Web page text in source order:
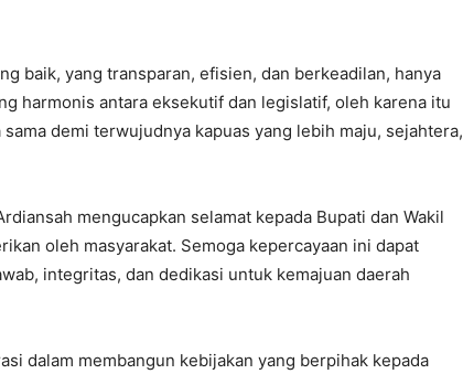
baik, yang transparan, efisien, dan berkeadilan, hanya
harmonis antara eksekutif dan legislatif, oleh karena itu
demi terwujudnya kapuas yang lebih maju, sejahtera,
mengucapkan selamat kepada Bupati dan Wakil
oleh masyarakat. Semoga kepercayaan ini dapat
integritas, dan dedikasi untuk kemajuan daerah
dalam membangun kebijakan yang berpihak kepada